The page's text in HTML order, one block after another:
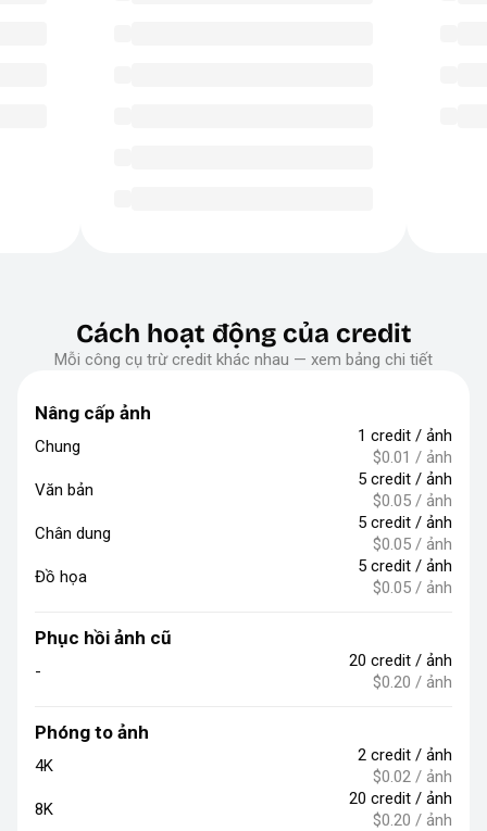
Cách hoạt động của credit
Mỗi công cụ trừ credit khác nhau — xem bảng chi tiết
Nâng cấp ảnh
Chung
1 credit / ảnh
$0.01 / ảnh
Văn bản
5 credit / ảnh
$0.05 / ảnh
Chân dung
5 credit / ảnh
$0.05 / ảnh
Đồ họa
5 credit / ảnh
$0.05 / ảnh
Phục hồi ảnh cũ
-
20 credit / ảnh
$0.20 / ảnh
Phóng to ảnh
4K
2 credit / ảnh
$0.02 / ảnh
8K
20 credit / ảnh
$0.20 / ảnh